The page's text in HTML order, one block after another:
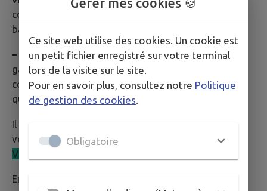
collecte spécifiques, chez un garagiste ou dans des
bacs de collecte dédiés.
– Les pneus :ils doivent être ramenés chez un
garagiste ou en déchetterie. N’hésitez pas à
contacter votre garagiste à l’avance pour être sûr
qu’il reprenne bien les anciens pneus.
Il existe aussi sur le territoire des points d’apport
volontaire avec la présence de bacs tri sélectif :
VERRE
En déposant vos déchets au bon endroit, vous
Gérer mes cookies 🍪
Ce site web utilise des cookies. Un cookie est
un petit fichier enregistré sur votre terminal
lors de la visite sur le site.
Pour en savoir plus, consultez notre Politique
de gestion des cookies.
Obligatoire